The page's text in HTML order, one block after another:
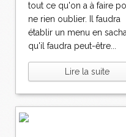
tout ce qu'on a à faire
ne rien oublier. Il faudra
établir un menu en
qu'il faudra peut-être...
Lire la suite